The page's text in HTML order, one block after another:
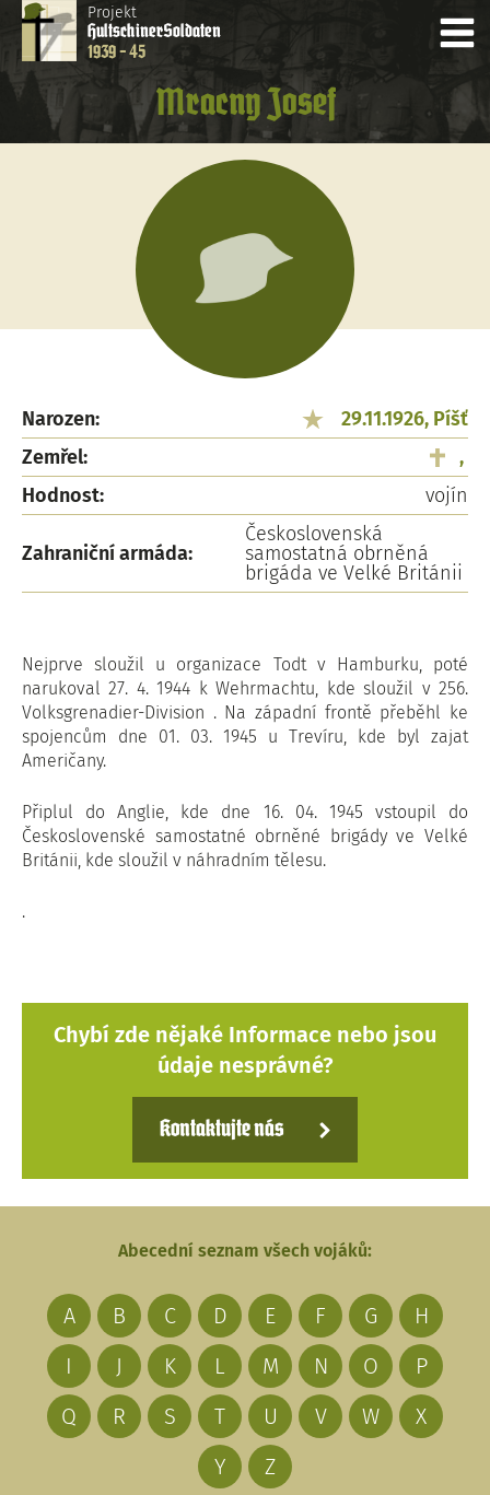
Projekt
HultschinerSoldaten
1939 - 45
Mracny Josef
Narozen:
29.11.1926, Píšť
Zemřel:
,
Hodnost:
vojín
Zahraniční armáda:
Československá
samostatná obrněná
brigáda ve Velké Británii
Nejprve sloužil u organizace Todt v Hamburku, poté
narukoval 27. 4. 1944 k Wehrmachtu, kde sloužil v 256.
Volksgrenadier-Division . Na západní frontě přeběhl ke
spojencům dne 01. 03. 1945 u Trevíru, kde byl zajat
Američany.
Připlul do Anglie, kde dne 16. 04. 1945 vstoupil do
Československé samostatné obrněné brigády ve Velké
Británii, kde sloužil v náhradním tělesu.
.
Chybí zde nějaké Informace nebo jsou
údaje nesprávné?
Kontaktujte nás
Abecední seznam všech vojáků:
A B C D E F G
H
I
J K L M N O
P
Q
R S T U V W
X
Y
Z